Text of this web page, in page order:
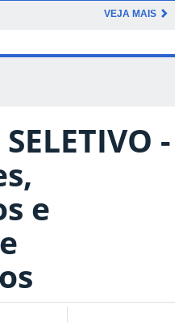
VEJA MAIS
-
e